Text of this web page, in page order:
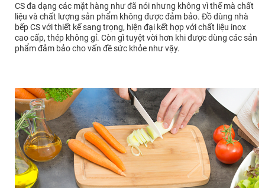
CS đa dạng các mặt hàng như đã nói nhưng không vì thế mà chất
liệu và chất lượng sản phẩm không được đảm bảo. Đồ dùng nhà
bếp CS với thiết kế sang trọng, hiện đại kết hợp với chất liệu inox
cao cấp, thép không gỉ. Còn gì tuyệt vời hơn khi được dùng các sản
phẩm đảm bảo cho vấn đề sức khỏe như vậy.